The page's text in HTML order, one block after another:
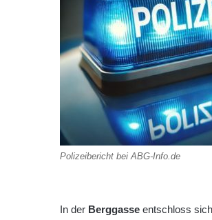
Polizeibericht bei ABG-Info.de
In der Berggasse entschloss